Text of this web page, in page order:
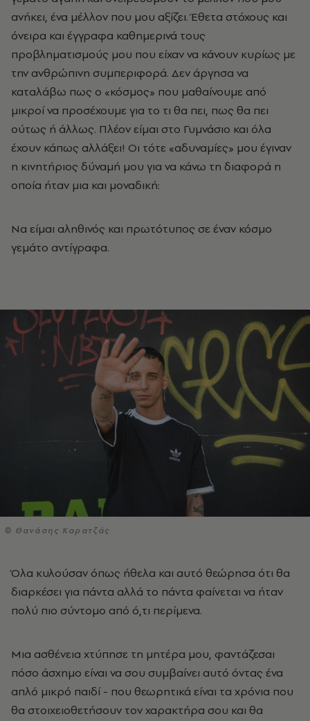
ανήκει, ένα μέλλον που μου αξίζει. Έθετα στόχους και
όνειρα και έγγραφα καθημερινά τους
προβληματισμούς μου που είχαν να κάνουν κυρίως με
την ανθρώπινη συμπεριφορά. Δεν άργησα να
καταλάβω πως ο «κόσμος» που μαθαίνουμε από
μικροί να προσέχουμε για το τι θα πει, πως θα πει
ούτως ή άλλως. Πλέον είμαι στο Γυμνάσιο και όλα
έχουν κάπως αλλάξει! Οι τότε «αδυναμίες» μου έγιναν
η κινητήριος δύναμή μου για να κάνω τη διαφορά η
οποία ήταν μια και μοναδική:
Να είμαι αληθινός και πρωτότυπος σε έναν κόσμο
γεμάτο αντίγραφα.
© Θανάσης Καρατζάς
Όλα κυλούσαν όπως ήθελα και αυτό θεώρησα ότι θα
διαρκέσει για πάντα αλλά το πάντα φαίνεται να ήταν
πολύ πιο σύντομο από ό,τι περίμενα.
Μια ασθένεια χτύπησε τη μητέρα μου, φαντάζεσαι
πόσο άσχημο είναι να σου συμβαίνει αυτό όντας ένα
απλό μικρό παιδί - που θεωρητικά είναι τα χρόνια που
θα στοιχειοθετήσουν τον χαρακτήρα σου και θα